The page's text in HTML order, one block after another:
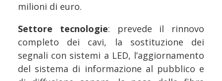
milioni di euro.
Settore tecnologie: prevede il rinnovo
completo dei cavi, la sostituzione dei
segnali con sistemi a LED, l’aggiornamento
del sistema di informazione al pubblico e